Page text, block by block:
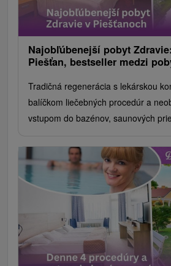
Najobľúbenejší pobyt
Piešťan, bestseller medzi
Tradičná regenerácia s lekárskou
balíčkom liečebných procedúr a
vstupom do bazénov, saunových